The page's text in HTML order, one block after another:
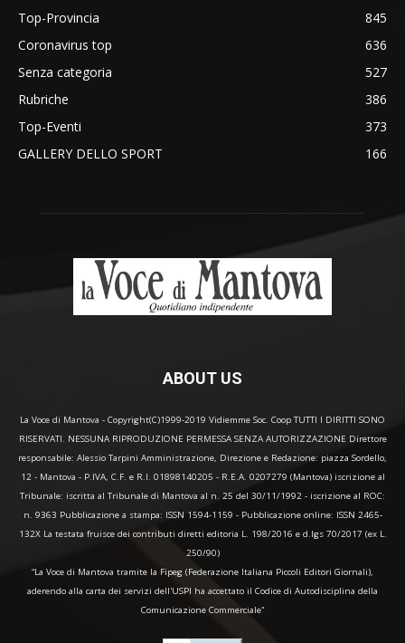
Top-Provincia
845
Coronavirus top
636
Senza categoria
527
Rubriche
386
Top-Eventi
373
GALLERY DELLO SPORT
166
ABOUT US
La Voce di Mantova - Copyright(C)1999-2019 Vidiemme Soc. Coop TUTTI I DIRITTI SONO
RISERVATI. NESSUNA RIPRODUZIONE PERMESSA SENZA AUTORIZZAZIONE Direttore
responsabile: Alessio Tarpini Amministrazione, Direzione e Redazione: piazza Sordello,
12 - Mantova - P.IVA, C.F. e R.I. 01898140205 - R.E.A. 0207279 (Mantova) iscrizione al
Tribunale: iscritta al Tribunale di Mantova al n. 25 del 30/11/1992 - iscrizione al ROC:
n. 9363 Pubblicazione a stampa: ISSN 1594-1159 - Pubblicazione online: ISSN 2465-
132X La testata fruisce dei contributi diretti editoria L. 198/2016 e d.lgs 70/2017 (ex L.
250/90)
“La Voce di Mantova tramite la Fipeg (Federazione Italiana Piccoli Editori Giornali),
aderendo alla carta dei servizi dell'USPI ha accettato il Codice di Autodisciplina della
Comunicazione Commerciale"